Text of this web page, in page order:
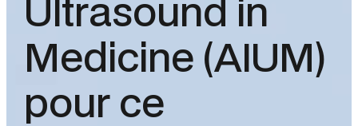
Ultrasound in
Medicine (AIUM)
pour ce